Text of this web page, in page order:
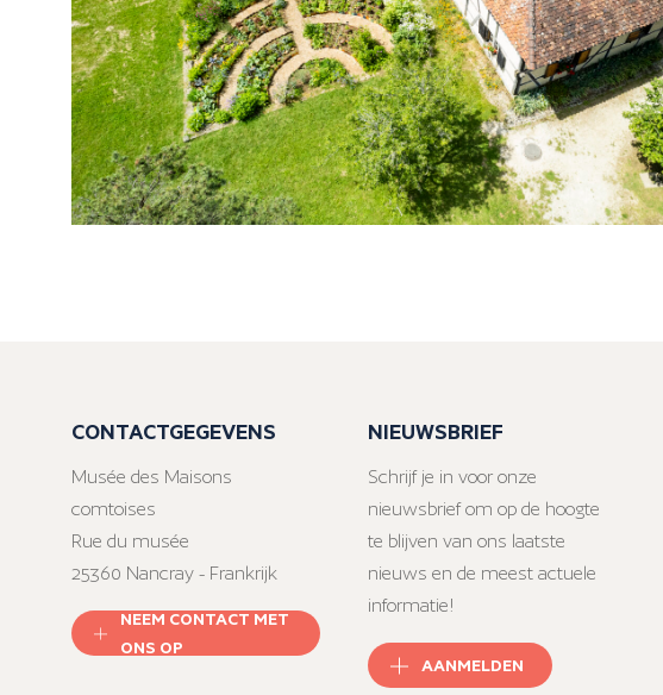
CONTACTGEGEVENS
Musée des Maisons
comtoises
Rue du musée
25360 Nancray - Frankrijk
NEEM CONTACT MET
ONS OP
NIEUWSBRIEF
Schrijf je in voor onze
nieuwsbrief om op de hoogte
te blijven van ons laatste
nieuws en de meest actuele
informatie!
AANMELDEN